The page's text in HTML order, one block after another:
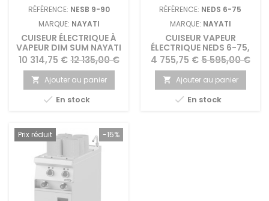
RÉFÉRENCE: NESB 9-90
MARQUE: NAYATI
CUISEUR ÉLECTRIQUE À
VAPEUR DIM SUM NAYATI
Prix
10 314,75 € Prix
de
base
12 135,00 €
 Ajouter au panier
 En stock
RÉFÉRENCE: NEDS 6-75
MARQUE: NAYATI
CUISEUR VAPEUR
ÉLECTRIQUE NEDS 6-75,
NAYATI
Prix
4 755,75 € Prix
de
base
5 595,00 €
 Ajouter au panier
 En stock
-15%
Prix réduit